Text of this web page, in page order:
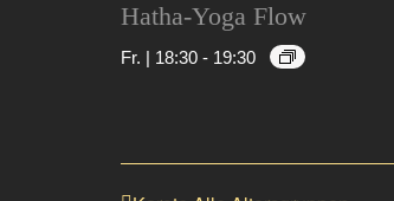
Hatha-Yoga Flow
Fr. | 18:30 - 19:30